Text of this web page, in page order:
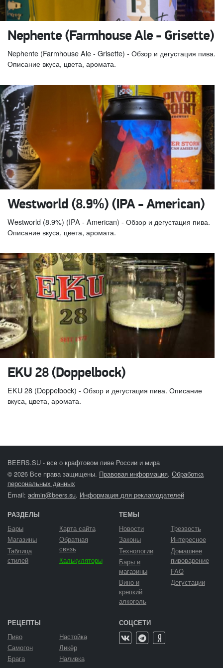
Nephente (Farmhouse Ale - Grisette)
Nephente (Farmhouse Ale - Grisette) - Обзор и дегустация пива.
Описание вкуса, цвета, аромата.
Westworld (8.9%) (IPA - American)
Westworld (8.9%) (IPA - American) - Обзор и дегустация пива.
Описание вкуса, цвета, аромата.
EKU 28 (Doppelbock)
EKU 28 (Doppelbock) - Обзор и дегустация пива. Описание
вкуса, цвета, аромата.
BEERS.SU - все о крафтовом пиве России и мира
© 2026 Все права защищены. Правовая информация. Обработка
персональных данных
Email: admin@beers.su. Информация для рекламодателей
РАЗДЕЛЫ
Бары
Магазины
Таблица
стилей
Карта сайта
Обратная
связь
Калькуляторы
ТЕМЫ
Новости
Законы
Технологии
Бары и
магазины
Вино и
крепкий
алкоголь
Трезвость
Интересное
Домашнее
пивоварение
FAQ
Дегустации
РЕЦЕПТЫ
Пиво
Самогон
Брага
Настойка
Ликёр
Наливка
СОЦСЕТИ